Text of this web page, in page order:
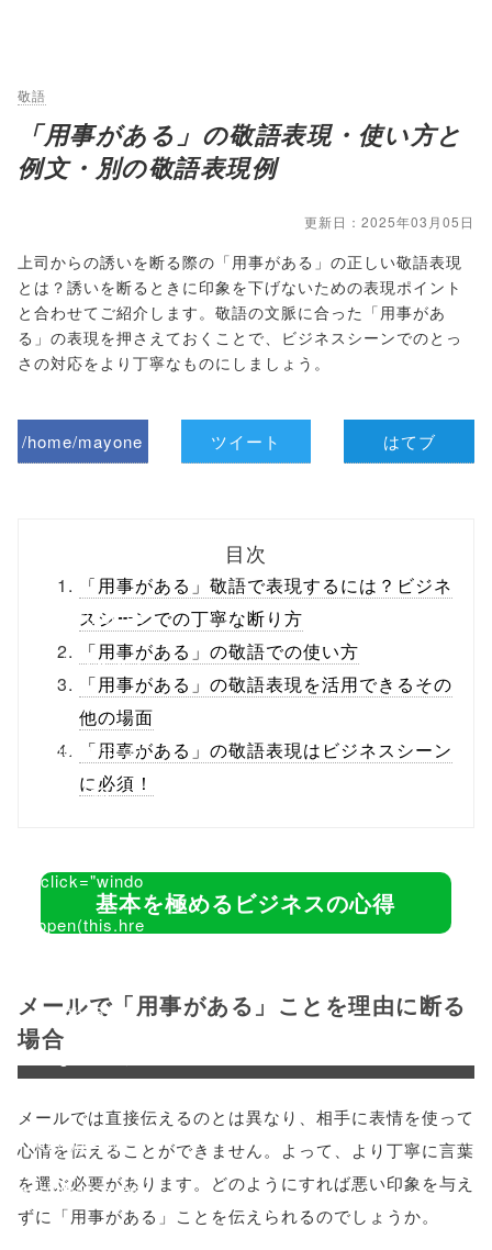
敬語
「用事がある」の敬語表現・使い方と
例文・別の敬語表現例
更新日：2025年03月05日
上司からの誘いを断る際の「用事がある」の正しい敬語表現
とは？誘いを断るときに印象を下げないための表現ポイント
と合わせてご紹介します。敬語の文脈に合った「用事があ
る」の表現を押さえておくことで、ビジネスシーンでのとっ
さの対応をより丁寧なものにしましょう。
/home/mayone
ml/wp-
content/themes
/tapbiz_theme/
parts/sns-
buttons.php on
line10
onclick="windo
w.open(this.hre
'width=550,
height=450,
toolbar=no,
scrollbars=yes'
); return
ツイート はてブ
目次
「用事がある」敬語で表現するには？ビジネ
スシーンでの丁寧な断り方
「用事がある」の敬語での使い方
「用事がある」の敬語表現を活用できるその
他の場面
「用事がある」の敬語表現はビジネスシーン
に必須！
基本を極めるビジネスの心得
メールで「用事がある」ことを理由に断る
場合
メールでは直接伝えるのとは異なり、相手に表情を使って
心情を伝えることができません。よって、より丁寧に言葉
を選ぶ必要があります。どのようにすれば悪い印象を与え
ずに「用事がある」ことを伝えられるのでしょうか。